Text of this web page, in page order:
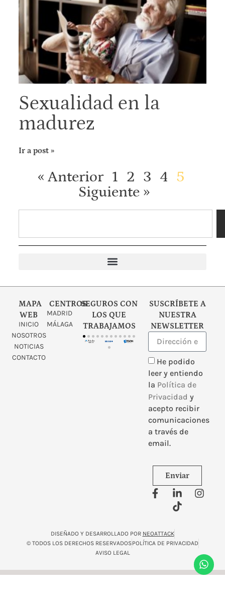
Sexualidad en la
madurez
Ir a post »
« Anterior 1 2 3 4 5
Siguiente »
MAPA
WEB
INICIO
NOSOTROS
NOTICIAS
CONTACTO
CENTROS
MADRID
MÁLAGA
SEGUROS CON
LOS QUE
TRABAJAMOS
SUSCRÍBETE A
NUESTRA
NEWSLETTER
He podido
leer y entiendo
la Política de
Privacidad y
acepto recibir
comunicaciones
a través de
email.
Enviar
DISEÑADO Y DESARROLLADO POR NEOATTACK
© TODOS LOS DERECHOS RESERVADOSPOLÍTICA DE PRIVACIDAD
AVISO LEGAL